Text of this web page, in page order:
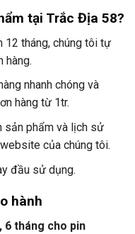
tại Trắc Địa 58?
12 tháng, chúng tôi tự
hàng.
nhanh chóng và
hàng từ 1tr.
sản phẩm và lịch sử
của chúng tôi.
đầu sử dụng.
hành
6 tháng cho pin